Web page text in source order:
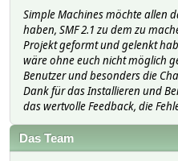
Simple Machines möchte allen
haben, SMF 2.1 zu dem zu
Projekt geformt und gelenkt
wäre ohne euch nicht möglich
Benutzer und besonders die
Dank für das Installieren und
das wertvolle Feedback, die
Das Team